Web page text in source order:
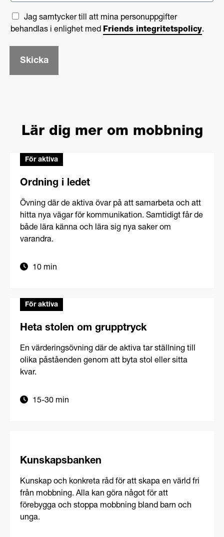
A
g
m
Jag samtycker till att mina personuppgifter
behandlas i enlighet med Friends integritetspolicy.
Skicka
Lär dig mer om mobbning
För aktiva
Ordning i ledet
Övning där de aktiva övar på att samarbeta och att
hitta nya vägar för kommunikation. Samtidigt får de
både lära känna och lära sig nya saker om
varandra.
10 min
För aktiva
Heta stolen om grupptryck
En värderingsövning där de aktiva tar ställning till
olika påståenden genom att byta stol eller sitta
kvar.
15-30 min
Kunskapsbanken
Kunskap och konkreta råd för att skapa en värld fri
från mobbning. Alla kan göra något för att
förebygga och stoppa mobbning bland barn och
unga.